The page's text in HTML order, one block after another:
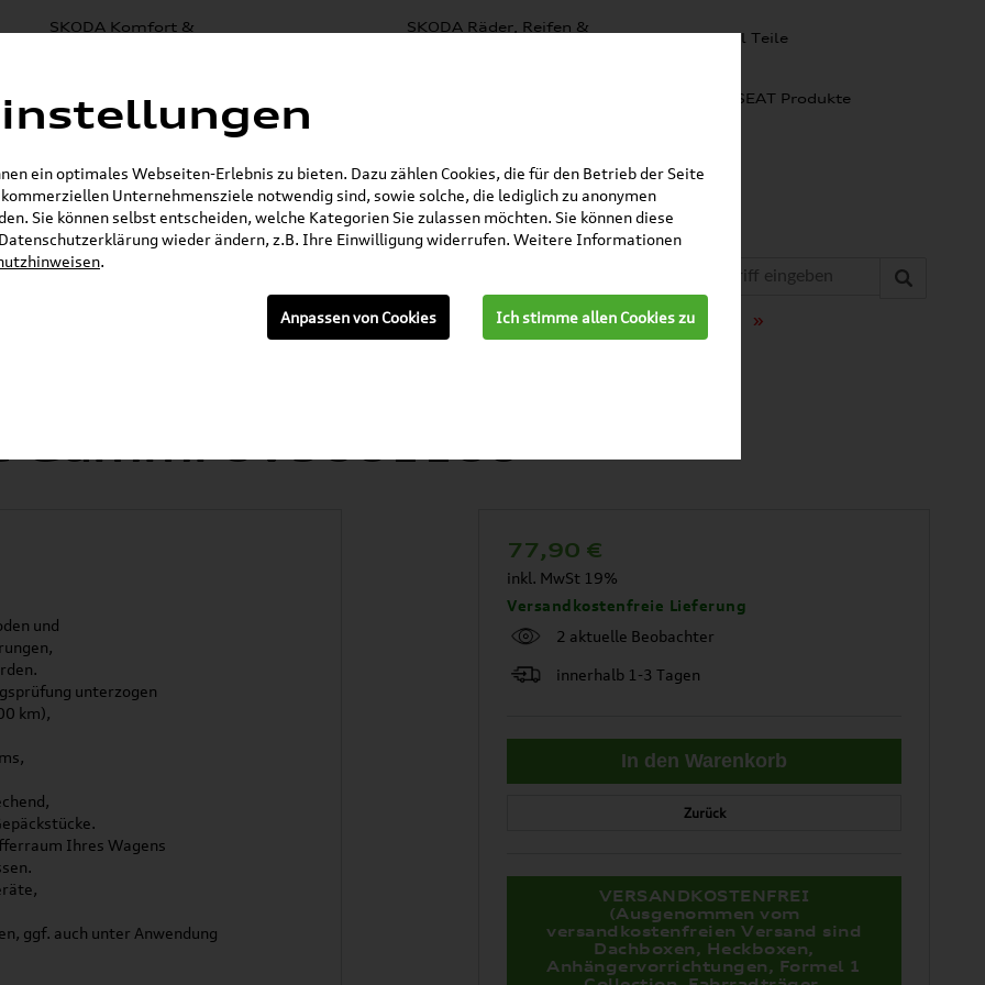
SKODA Komfort &
SKODA Zubehör
SKODA Räder, Reifen &
SKODA Original Teile
% Sale Mystery Boxen SEAT Produkte
E-Mail
Komfort & Schutz » Gepäckraumeinlagen » Fabia »
Gummi 6V9061160
(III) Kofferraumbelag /
Gummi 6V9061160
und
unterzogen
km),
Ihres Wagens
ggf. auch unter Anwendung
77,90 €
inkl. MwSt 19%
Versandkostenfreie Lieferung
2 aktuelle Beobachter
innerhalb 1-3 Tagen
Zurück
VERSANDKOSTENFREI
(Ausgenommen vom
versandkostenfreien Versand sind
Dachboxen, Heckboxen,
Anhängervorrichtungen, Formel 1
ein optimales Webseiten-Erlebnis zu bieten. Dazu zählen Cookies, die für den Betrieb der Seite
Unternehmensziele notwendig sind, sowie solche, die lediglich zu anonymen
Sie können selbst entscheiden, welche Kategorien Sie zulassen möchten. Sie können diese
wieder ändern, z.B. Ihre Einwilligung widerrufen. Weitere Informationen
.
Ich stimme allen Cookies zu
Anpassen von Cookies